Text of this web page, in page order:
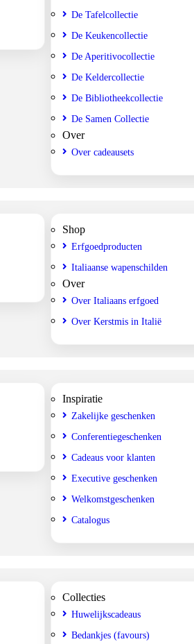
De Tafelcollectie
De Keukencollectie
De Aperitivocollectie
De Keldercollectie
De Bibliotheekcollectie
De Samen Collectie
Over
Over cadeausets
Shop
Erfgoedproducten
Italiaanse wapenschilden
Over
Over Italiaans erfgoed
Over Kerstmis in Italië
Inspiratie
Zakelijke geschenken
Conferentiegeschenken
Cadeaus voor klanten
Executive geschenken
Welkomstgeschenken
Catalogus
Collecties
Huwelijkscadeaus
Bedankjes (favours)